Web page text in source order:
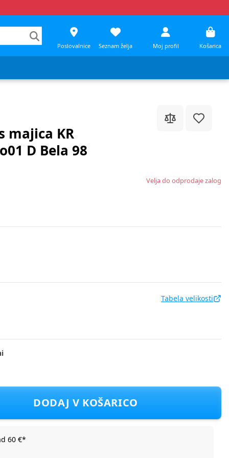
Poslovalnice Seznam želja Moj profil Košarica
majica KR
D Bela 98
Velja do odprodaje zalog
Tabela velikosti
D Bela 98
DODAJ V KOŠARICO
60 €*